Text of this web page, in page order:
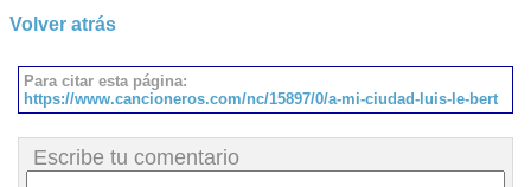
Volver atrás
Para citar esta página:
https://www.cancioneros.com/nc/15897/0/a-mi-ciudad-luis-le-bert
Escribe tu comentario